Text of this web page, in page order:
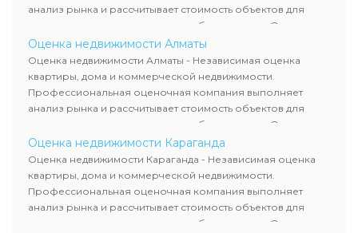
анализ рынка и рассчитывает стоимость объектов для
продажи, ипотеки, аренды и судебных споров. Оценка
недвижимости включает современные методы и
гарантирует объективные результаты. Отчеты
используются для банков, судов и страховых компаний по
всему Казахстану.
Оценка недвижимости Алматы
Оценка недвижимости Алматы - Независимая оценка
квартиры, дома и коммерческой недвижимости.
Профессиональная оценочная компания выполняет
анализ рынка и рассчитывает стоимость объектов для
продажи, ипотеки, аренды и судебных споров. Оценка
недвижимости включает современные методы и
гарантирует объективные результаты. Отчеты
используются для банков, судов и страховых компаний по
всему Казахстану.
Оценка недвижимости Караганда
Оценка недвижимости Караганда - Независимая оценка
квартиры, дома и коммерческой недвижимости.
Профессиональная оценочная компания выполняет
анализ рынка и рассчитывает стоимость объектов для
продажи, ипотеки, аренды и судебных споров. Оценка